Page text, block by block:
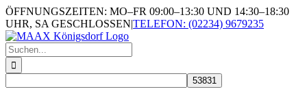
Skip
to
content
ÖFFNUNGSZEITEN: MO–FR 09:00–13:30 UND 14:30–18:30
UHR, SA GESCHLOSSEN|TELEFON: (02234) 9679235
Suche
nach: